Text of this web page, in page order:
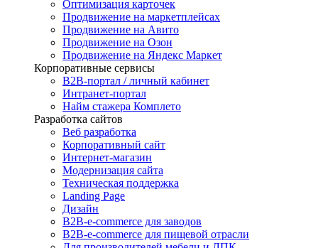
Оптимизация карточек
Продвижение на маркетплейсах
Продвижение на Авито
Продвижение на Озон
Продвижение на Яндекс Маркет
Корпоративные сервисы
B2B-портал / личный кабинет
Интранет-портал
Найм стажера Комплето
Разработка сайтов
Веб разработка
Корпоративный сайт
Интернет-магазин
Модернизация сайта
Техническая поддержка
Landing Page
Дизайн
B2B-e-commerce для заводов
B2B-e-commerce для пищевой отрасли